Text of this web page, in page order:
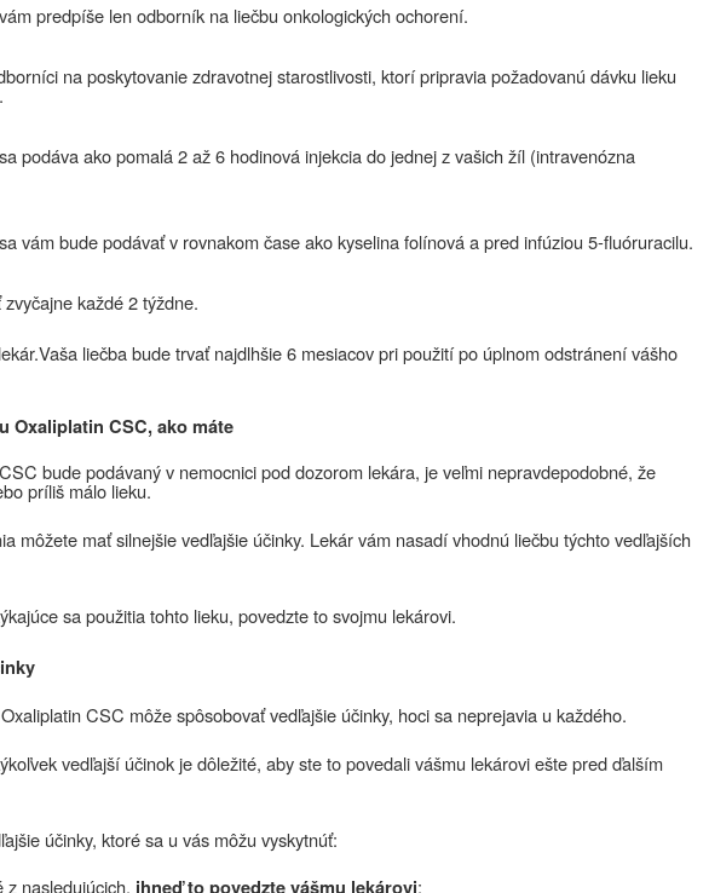
vám predpíše len odborník na liečbu onkologických ochorení.
na poskytovanie zdravotnej starostlivosti, ktorí pripravia požadovanú dávku lieku
.
sa podáva ako pomalá 2 až 6 hodinová injekcia do jednej z vašich žíl (intravenózna
sa vám bude podávať v rovnakom čase ako kyselina folínová a pred infúziou 5-fluóruracilu.
každé 2 týždne.
liečba bude trvať najdlhšie 6 mesiacov pri použití po úplnom odstránení vášho
Oxaliplatin CSC,ako máte
bude podávaný v nemocnici pod dozorom lekára, je veľmi nepravdepodobné, že
príliš málo lieku.
môžete mať silnejšie vedľajšie účinky. Lekár vám nasadí vhodnú liečbu týchto vedľajších
sa použitia tohto lieku, povedzte to svojmu lekárovi.
Oxaliplatin CSC môže spôsobovať vedľajšie účinky, hoci sa neprejavia u každého.
vedľajší účinok je dôležité, aby ste to povedali vášmu lekárovi ešte pred ďalším
účinky, ktoré sa u vás môžu vyskytnúť:
nasledujúcich, ihneď to povedzte vášmu lekárovi: